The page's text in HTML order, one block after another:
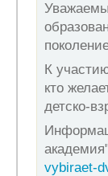
К
кто
детско-
vybiraet-